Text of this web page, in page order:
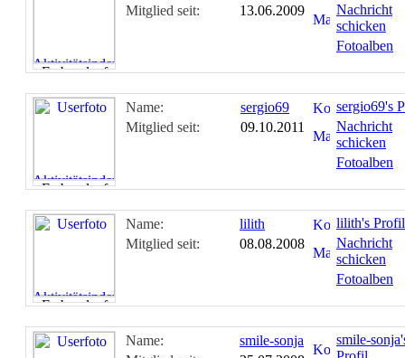
Mitglied seit:
13.06.2009
Nachricht
schicken
Fotoalben
Name:
sergio69
Mitglied seit:
09.10.2011
sergio69's
Nachricht
schicken
Fotoalben
Name:
lilith
Mitglied seit:
08.08.2008
lilith's Profil
Nachricht
schicken
Fotoalben
Name:
smile-sonja
smile-